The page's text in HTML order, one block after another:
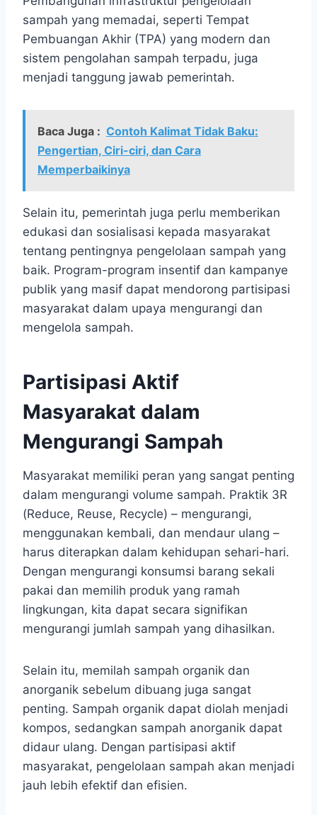
sampah yang memadai, seperti Tempat
Pembuangan Akhir (TPA) yang modern dan
sistem pengolahan sampah terpadu, juga
menjadi tanggung jawab pemerintah.
Baca Juga : Contoh Kalimat Tidak Baku:
Pengertian, Ciri-ciri, dan Cara
Memperbaikinya
Selain itu, pemerintah juga perlu memberikan
edukasi dan sosialisasi kepada masyarakat
tentang pentingnya pengelolaan sampah yang
baik. Program-program insentif dan kampanye
publik yang masif dapat mendorong partisipasi
masyarakat dalam upaya mengurangi dan
mengelola sampah.
Partisipasi Aktif
Masyarakat dalam
Mengurangi Sampah
Masyarakat memiliki peran yang sangat penting
dalam mengurangi volume sampah. Praktik 3R
(Reduce, Reuse, Recycle) – mengurangi,
menggunakan kembali, dan mendaur ulang –
harus diterapkan dalam kehidupan sehari-hari.
Dengan mengurangi konsumsi barang sekali
pakai dan memilih produk yang ramah
lingkungan, kita dapat secara signifikan
mengurangi jumlah sampah yang dihasilkan.
Selain itu, memilah sampah organik dan
anorganik sebelum dibuang juga sangat
penting. Sampah organik dapat diolah menjadi
kompos, sedangkan sampah anorganik dapat
didaur ulang. Dengan partisipasi aktif
masyarakat, pengelolaan sampah akan menjadi
jauh lebih efektif dan efisien.